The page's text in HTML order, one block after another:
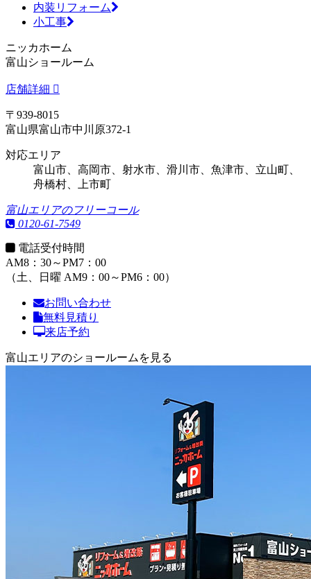
内装リフォーム
小工事
ニッカホーム
富山ショールーム
店舗詳細
〒939-8015
富山県富山市中川原372-1
対応エリア
富山市、高岡市、射水市、滑川市、魚津市、立山町、
舟橋村、上市町
富山エリアのフリーコール
0120-61-7549
電話受付時間
AM8：30～PM7：00
（土、日曜 AM9：00～PM6：00）
お問い合わせ
無料見積り
来店予約
富山エリアのショールームを見る